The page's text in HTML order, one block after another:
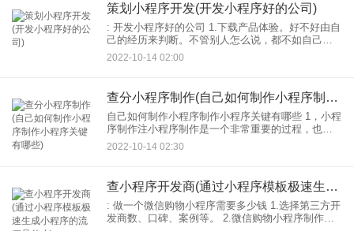
策划小程序开发(开发小程序好的公司)
: 开发小程序好的公司 1.下载产品体验。好不好由自
己的经历来判断。不管别人怎么说，都不如自己经
历的好。 2.团队规划能力。策划团队必须具备更多
的跨行业知识，能够在最短的时间内提出有价值的
2022-10-14 02:00
查分小程序制作(自己如何制作小程序制作小程序关键有哪些)
自己如何制作小程序制作小程序关键有哪些 1，小程
序制作注小程序制作是一个非常重要的过程，也要
求你做好充分的准备在小程序制作转小程序制作注
意小程序 :010这样才能保证小程序制作能更轻松方
2022-10-14 02:30
查小程序开发商(通过小程序模板极速生成小程序的流程是什么)
: 做一个微信购物小程序需要多少钱 1.选择第三方开
发商数、口碑、案例等。 2.微信购物小程序制作，